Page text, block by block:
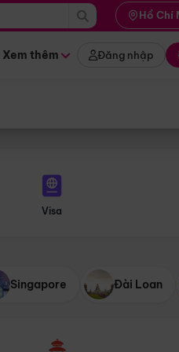
Hồ Chí
Xem thêm Đăng nhập
Visa
Singapore Đài Loan